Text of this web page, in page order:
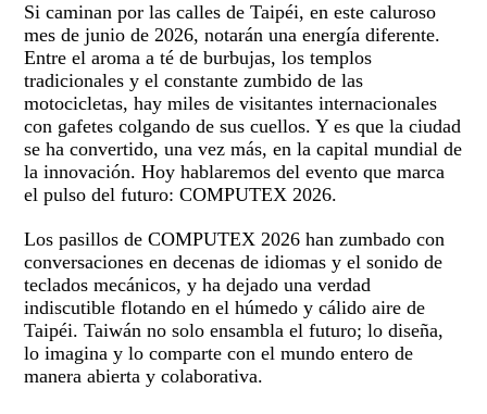
Si caminan por las calles de Taipéi, en este caluroso
mes de junio de 2026, notarán una energía diferente.
Entre el aroma a té de burbujas, los templos
tradicionales y el constante zumbido de las
motocicletas, hay miles de visitantes internacionales
con gafetes colgando de sus cuellos. Y es que la ciudad
se ha convertido, una vez más, en la capital mundial de
la innovación. Hoy hablaremos del evento que marca
el pulso del futuro: COMPUTEX 2026.
Los pasillos de COMPUTEX 2026 han zumbado con
conversaciones en decenas de idiomas y el sonido de
teclados mecánicos, y ha dejado una verdad
indiscutible flotando en el húmedo y cálido aire de
Taipéi. Taiwán no solo ensambla el futuro; lo diseña,
lo imagina y lo comparte con el mundo entero de
manera abierta y colaborativa.